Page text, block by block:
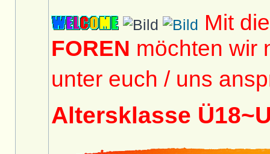
Mit
FOREN möchten wir
unter euch / uns
Altersklasse